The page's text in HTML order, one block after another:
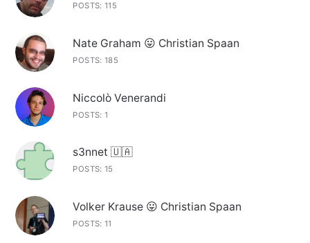
POSTS: 115
Nate Graham 😛 Christian Spaan
POSTS: 185
Niccolò Venerandi
POSTS: 1
s3nnet 🇺🇦
POSTS: 15
Volker Krause 😛 Christian Spaan
POSTS: 11